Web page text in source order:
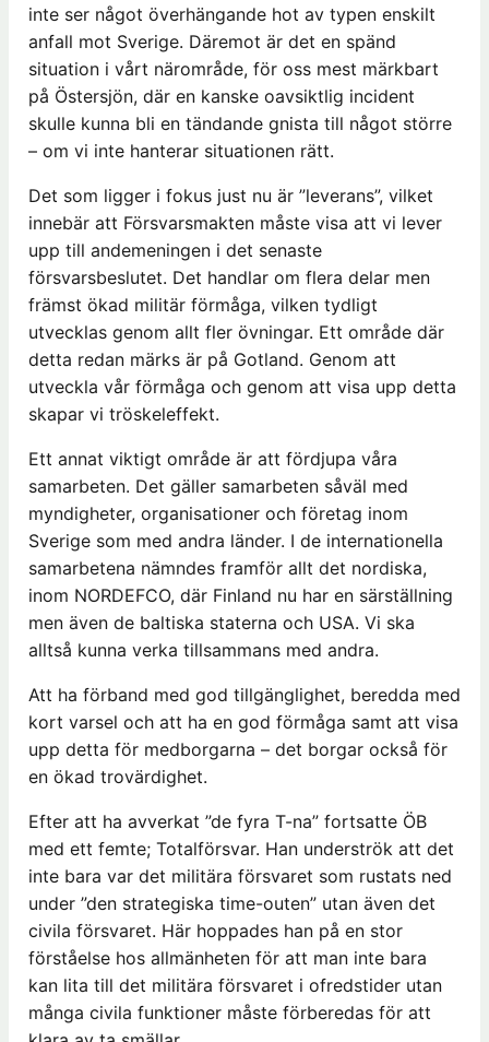
inte ser något överhängande hot av typen enskilt
anfall mot Sverige. Däremot är det en spänd
situation i vårt närområde, för oss mest märkbart
på Östersjön, där en kanske oavsiktlig incident
skulle kunna bli en tändande gnista till något större
– om vi inte hanterar situationen rätt.
Det som ligger i fokus just nu är ”leverans”, vilket
innebär att Försvarsmakten måste visa att vi lever
upp till andemeningen i det senaste
försvarsbeslutet. Det handlar om flera delar men
främst ökad militär förmåga, vilken tydligt
utvecklas genom allt fler övningar. Ett område där
detta redan märks är på Gotland. Genom att
utveckla vår förmåga och genom att visa upp detta
skapar vi tröskeleffekt.
Ett annat viktigt område är att fördjupa våra
samarbeten. Det gäller samarbeten såväl med
myndigheter, organisationer och företag inom
Sverige som med andra länder. I de internationella
samarbetena nämndes framför allt det nordiska,
inom NORDEFCO, där Finland nu har en särställning
men även de baltiska staterna och USA. Vi ska
alltså kunna verka tillsammans med andra.
Att ha förband med god tillgänglighet, beredda med
kort varsel och att ha en god förmåga samt att visa
upp detta för medborgarna – det borgar också för
en ökad trovärdighet.
Efter att ha avverkat ”de fyra T-na” fortsatte ÖB
med ett femte; Totalförsvar. Han underströk att det
inte bara var det militära försvaret som rustats ned
under ”den strategiska time-outen” utan även det
civila försvaret. Här hoppades han på en stor
förståelse hos allmänheten för att man inte bara
kan lita till det militära försvaret i ofredstider utan
många civila funktioner måste förberedas för att